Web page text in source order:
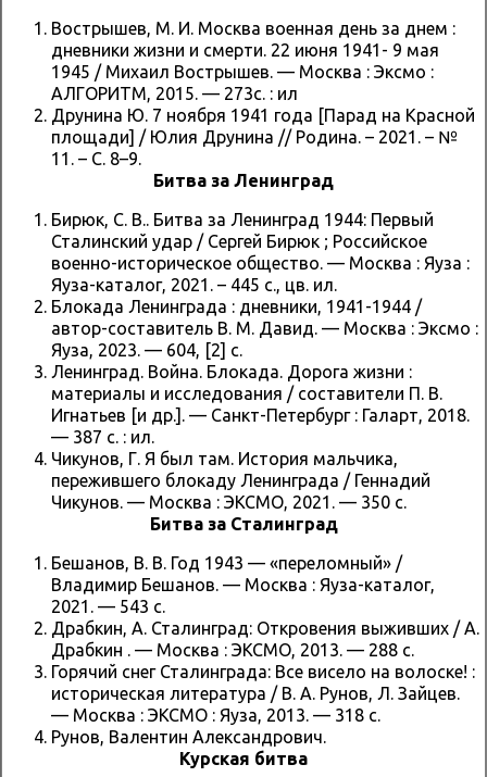
Вострышев, М. И. Москва военная день за днем :
дневники жизни и смерти. 22 июня 1941- 9 мая
1945 / Михаил Вострышев. — Москва : Эксмо :
АЛГОРИТМ, 2015. — 273с. : ил
Друнина Ю. 7 ноября 1941 года [Парад на Красной
площади] / Юлия Друнина // Родина. – 2021. – №
11. – С. 8–9.
Битва за Ленинград
Бирюк, С. В.. Битва за Ленинград 1944: Первый
Сталинский удар / Сергей Бирюк ; Российское
военно-историческое общество. — Москва : Яуза :
Яуза-каталог, 2021. – 445 с., цв. ил.
Блокада Ленинграда : дневники, 1941-1944 /
автор-составитель В. М. Давид. — Москва : Эксмо :
Яуза, 2023. — 604, [2] с.
Ленинград. Война. Блокада. Дорога жизни :
материалы и исследования / составители П. В.
Игнатьев [и др.]. — Санкт-Петербург : Галарт, 2018.
— 387 с. : ил.
Чикунов, Г. Я был там. История мальчика,
пережившего блокаду Ленинграда / Геннадий
Чикунов. — Москва : ЭКСМО, 2021. — 350 с.
Битва за Сталинград
Бешанов, В. В. Год 1943 — «переломный» /
Владимир Бешанов. — Москва : Яуза-каталог,
2021. — 543 с.
Драбкин, А. Сталинград: Откровения выживших / А.
Драбкин . — Москва : ЭКСМО, 2013. — 288 с.
Горячий снег Сталинграда: Все висело на волоске! :
историческая литература / В. А. Рунов, Л. Зайцев.
— Москва : ЭКСМО : Яуза, 2013. — 318 с.
Рунов, Валентин Александрович.
Курская битва